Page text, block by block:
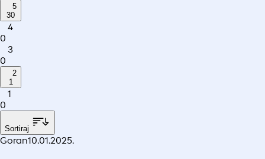
5
30
4
0
3
0
2
1
1
0
Sortiraj
Goran10.01.2025.